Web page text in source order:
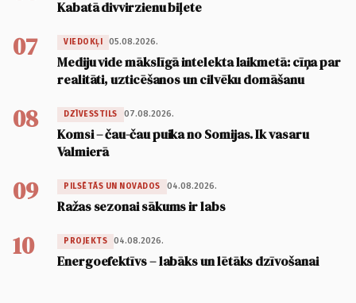
Kabatā divvirzienu biļete
07 VIEDOKĻI 05.08.2026.
Mediju vide mākslīgā intelekta laikmetā: cīņa par
realitāti, uzticēšanos un cilvēku domāšanu
08 DZĪVESSTILS 07.08.2026.
Komsi – čau-čau puika no Somijas. Ik vasaru
Valmierā
09 PILSĒTĀS UN NOVADOS 04.08.2026.
Ražas sezonai sākums ir labs
10 PROJEKTS 04.08.2026.
Energoefektīvs – labāks un lētāks dzīvošanai